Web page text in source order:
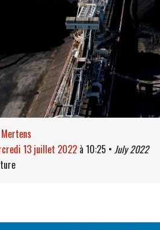
13 juillet 2022 à 10:25 • July 2022